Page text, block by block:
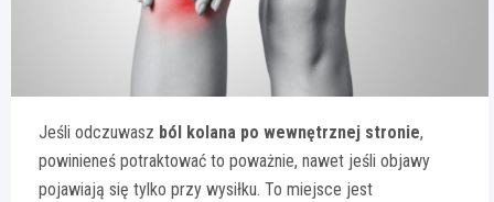
Jeśli odczuwasz ból kolana po wewnętrznej stronie,
powinieneś potraktować to poważnie, nawet jeśli objawy
pojawiają się tylko przy wysiłku. To miejsce jest